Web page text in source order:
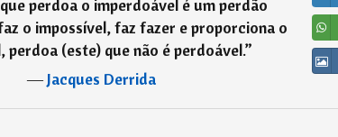
perdoa o imperdoável é um perdão
o impossível, faz fazer e proporciona o
perdoa (este) que não é perdoável.”
―Jacques Derrida